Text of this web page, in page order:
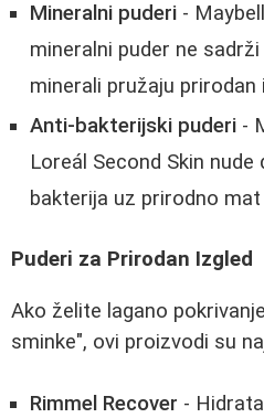
Mineralni puderi -
mineralni puder ne
minerali pružaju prirodan
Anti-bakterijski puderi -
Loreál Second Skin
bakterija uz prirodno
Puderi za Prirodan Izgled
Ako želite lagano
sminke", ovi proizvodi su
Rimmel Recover -